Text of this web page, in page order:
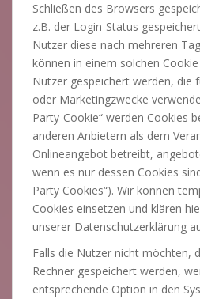
Schließen des Browsers
z.B. der Login-Status
Nutzer diese nach mehreren
können in einem solchen
Nutzer gespeichert werden, die
oder Marketingzwecke
Party-Cookie“ werden Cookies
anderen Anbietern als dem
Onlineangebot betreibt,
wenn es nur dessen Cookies
Party Cookies“). Wir können
Cookies einsetzen und klären
unserer Datenschutzerklärung
Falls die Nutzer nicht möchten,
Rechner gespeichert werden,
entsprechende Option in den